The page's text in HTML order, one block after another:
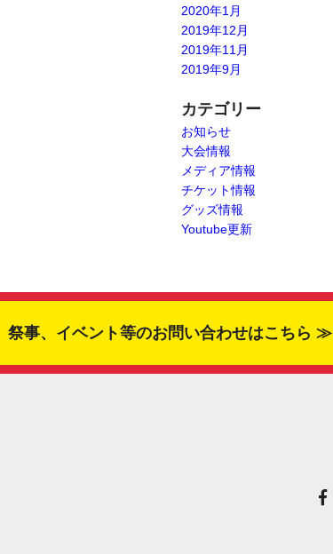
2020年1月
2019年12月
2019年11月
2019年9月
カテゴリー
お知らせ
大会情報
メディア情報
チケット情報
グッズ情報
Youtube更新
祭事、イベント等のお問い合わせはこちら ≫